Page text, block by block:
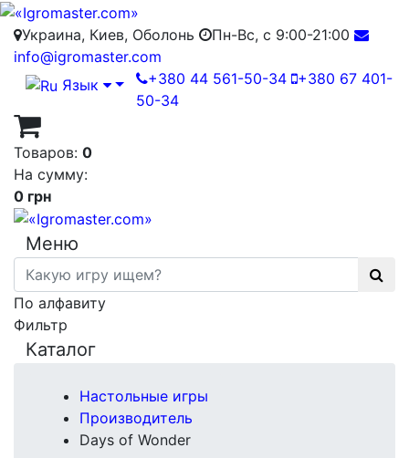
Украина, Киев, Оболонь
Пн-Вс, с 9:00-21:00
info@igromaster.com
Язык
+380 44 561-50-34 +380 67 401-
50-34
Товаров: 0
На сумму:
0 грн
Меню
По алфавиту
Фильтр
Каталог
Настольные игры
Производитель
Days of Wonder